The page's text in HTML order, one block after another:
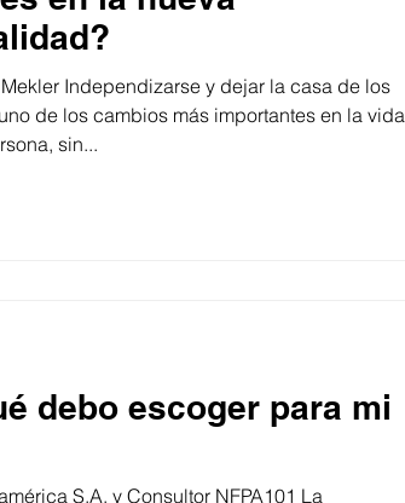
Independizarse y dejar la casa de los
de los cambios más importantes en la vida
sin...
debo escoger para mi
S.A. y Consultor NFPA101 La